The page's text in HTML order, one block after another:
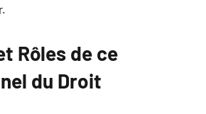
Rôles de ce
du Droit